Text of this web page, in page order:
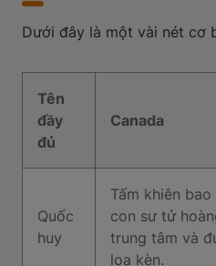
Dưới đây là một vài nét cơ
Tên
đầy
đủ
Canada
Quốc
huy
Tấm khiên
con sư tử
trung tâm và
loa kèn.